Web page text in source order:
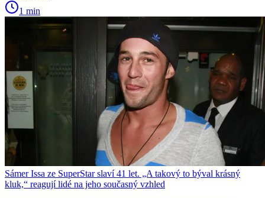
1 min
Sámer Issa ze SuperStar slaví 41 let. „A takový to býval krásný
kluk,“ reagují lidé na jeho současný vzhled